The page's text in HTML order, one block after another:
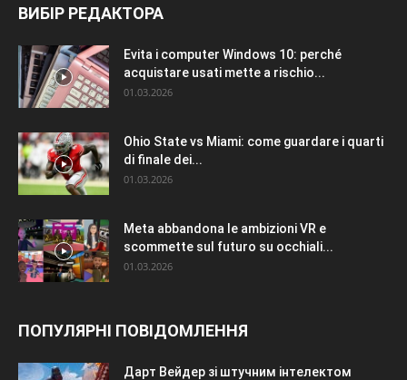
ВИБІР РЕДАКТОРА
Evita i computer Windows 10: perché
acquistare usati mette a rischio...
01.03.2026
Ohio State vs Miami: come guardare i quarti
di finale dei...
01.03.2026
Meta abbandona le ambizioni VR e
scommette sul futuro su occhiali...
01.03.2026
ПОПУЛЯРНІ ПОВІДОМЛЕННЯ
Дарт Вейдер зі штучним інтелектом